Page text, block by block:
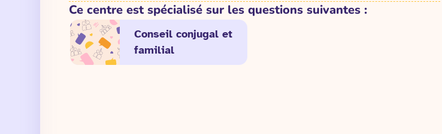
Ce centre est spécialisé sur les questions suivantes :
Conseil conjugal et
familial